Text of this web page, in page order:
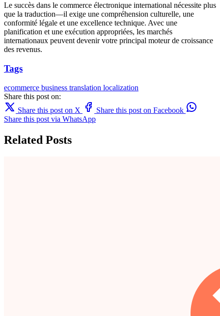
Le succès dans le commerce électronique international nécessite plus
que la traduction—il exige une compréhension culturelle, une
conformité légale et une excellence technique. Avec une
planification et une exécution appropriées, les marchés
internationaux peuvent devenir votre principal moteur de croissance
des revenus.
Tags
ecommerce business translation localization
Share this post on:
Share this post on X
Share this post on Facebook
Share this post via WhatsApp
Related Posts